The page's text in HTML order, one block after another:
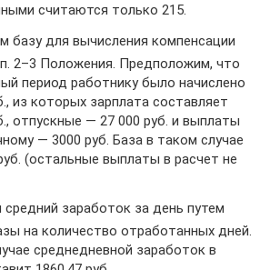
считаются только 215.
базу для вычисления компенсации
2–3 Положения. Предположим, что
период работнику было начислено
из которых зарплата составляет
отпускные — 27 000 руб. и выплаты
— 3000 руб. База в таком случае
(остальные выплаты в расчет не
заработок за день путем
на количество отработанных дней.
среднедневной заработок в